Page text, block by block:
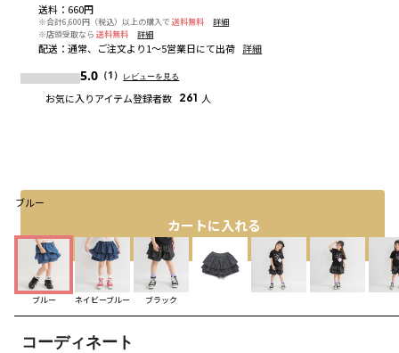
ブルー
ブルー ネイビーブルー ブラック
コーディネート
送料 ： 660円
※合計6,600円（税込）以上の購入で 送料無料
詳細
※店頭受取なら 送料無料 詳細
配送 ：通常、ご注文より1～5営業日にて出荷 詳細
5.0 （1） レビューを見る
お気に入りアイテム登録者数 261 人
カートに入れる